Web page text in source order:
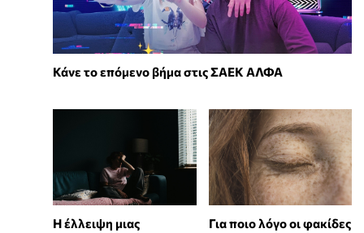
Κάνε το επόμενο βήμα στις ΣΑΕΚ ΑΛΦΑ
⁠Η έλλειψη μιας
Για ποιο λόγο οι φακίδες